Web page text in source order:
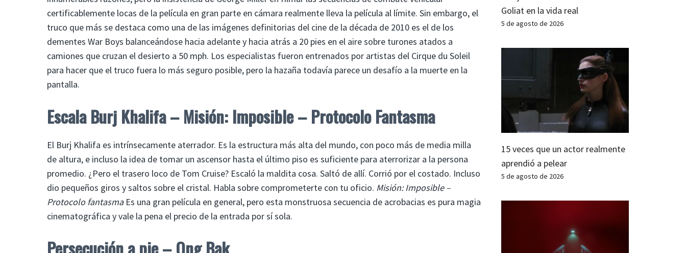
certificablemente locas de la película en gran parte en cámara realmente lleva la película al límite. Sin embargo, el
truco que más se destaca como una de las imágenes definitorias del cine de la década de 2010 es el de los
dementes War Boys balanceándose hacia adelante y hacia atrás a 20 pies en el aire sobre turones atados a
camiones que cruzan el desierto a 50 mph. Los especialistas fueron entrenados por artistas del Cirque du Soleil
para hacer que el truco fuera lo más seguro posible, pero la hazaña todavía parece un desafío a la muerte en la
pantalla.
Escala Burj Khalifa – Misión: Imposible – Protocolo Fantasma
El Burj Khalifa es intrínsecamente aterrador. Es la estructura más alta del mundo, con poco más de media milla
de altura, e incluso la idea de tomar un ascensor hasta el último piso es suficiente para aterrorizar a la persona
promedio. ¿Pero el trasero loco de Tom Cruise? Escaló la maldita cosa. Saltó de allí. Corrió por el costado. Incluso
dio pequeños giros y saltos sobre el cristal. Habla sobre comprometerte con tu oficio. Misión: Imposible –
Protocolo fantasmaEs una gran película en general, pero esta monstruosa secuencia de acrobacias es pura magia
cinematográfica y vale la pena el precio de la entrada por sí sola.
Goliat en la vida real
5 de agosto de 2026
15 veces que un actor realmente
aprendió a pelear
5 de agosto de 2026